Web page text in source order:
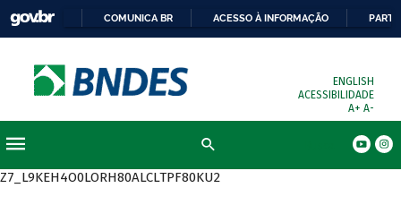
COMUNICA BR ACESSO À INFORMAÇÃO
ENGLISH
ACESSIBILIDADE
A+ A-
Z7_L9KEH4O0LORH80ALCLTPF80KU2